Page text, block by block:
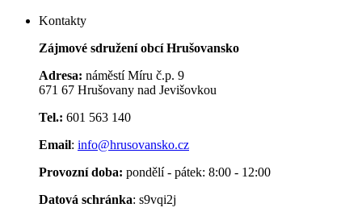
Kontakty
Zájmové sdružení obcí Hrušovansko
Adresa: náměstí Míru č.p. 9
671 67 Hrušovany nad Jevišovkou
Tel.: 601 563 140
Email: info@hrusovansko.cz
Provozní doba: pondělí - pátek: 8:00 - 12:00
Datová schránka: s9vqi2j